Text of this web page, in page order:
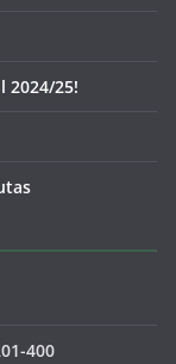
2024/25!
400